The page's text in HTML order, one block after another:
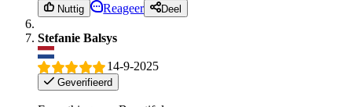
Nuttig Reageer Deel
Stefanie Balsys
14-9-2025
Geverifieerd